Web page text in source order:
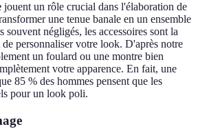
jouent un rôle crucial dans l'élaboration de
une tenue banale en un ensemble
souvent négligés, les accessoires sont la
personnaliser votre look. D'après notre
un foulard ou une montre bien
votre apparence. En fait, une
85 % des hommes pensent que les
pour un look poli.